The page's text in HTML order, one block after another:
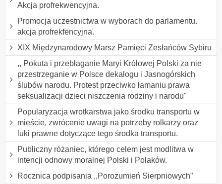
Akcja profrekwencyjna.
Promocja uczestnictwa w wyborach do parlamentu.
akcja profrekfencyjna.
XIX Międzynarodowy Marsz Pamięci Zesłańców Sybiru
,, Pokuta i przebłaganie Maryi Królowej Polski za nie
przestrzeganie w Polsce dekalogu i Jasnogórskich
ślubów narodu. Protest przeciwko łamaniu prawa
seksualizacji dzieci niszczenia rodziny i narodu"
Popularyzacja wrotkarstwa jako środku transportu w
mieście, zwrócenie uwagi na potrzeby rolkarzy oraz
luki prawne dotyczące tego środka transportu.
Publiczny różaniec, którego celem jest modlitwa w
intencji odnowy moralnej Polski i Polaków.
Rocznica podpisania ,,Porozumień Sierpniowych”